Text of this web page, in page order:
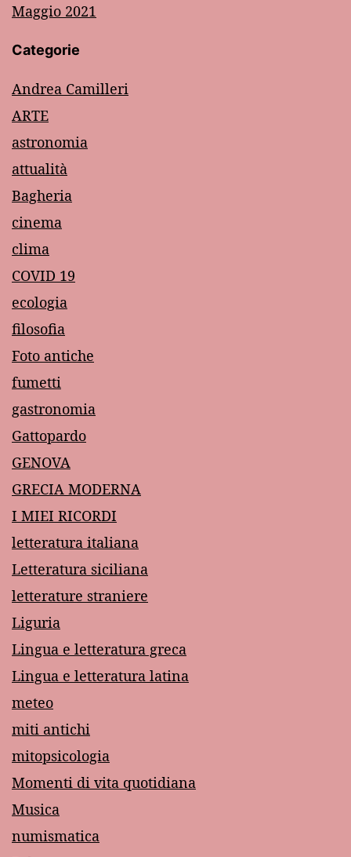
Maggio 2021
Categorie
Andrea Camilleri
ARTE
astronomia
attualità
Bagheria
cinema
clima
COVID 19
ecologia
filosofia
Foto antiche
fumetti
gastronomia
Gattopardo
GENOVA
GRECIA MODERNA
I MIEI RICORDI
letteratura italiana
Letteratura siciliana
letterature straniere
Liguria
Lingua e letteratura greca
Lingua e letteratura latina
meteo
miti antichi
mitopsicologia
Momenti di vita quotidiana
Musica
numismatica